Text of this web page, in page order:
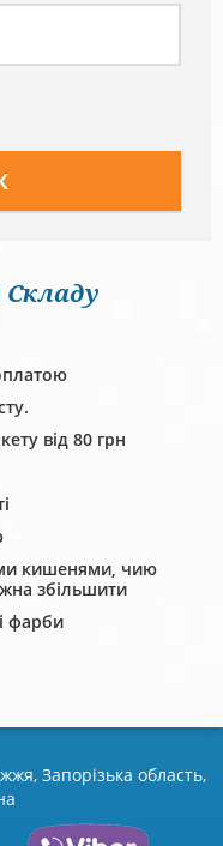
Складу
від 80 грн
кишенями, чию
збільшити
фарби
Запорізька область,